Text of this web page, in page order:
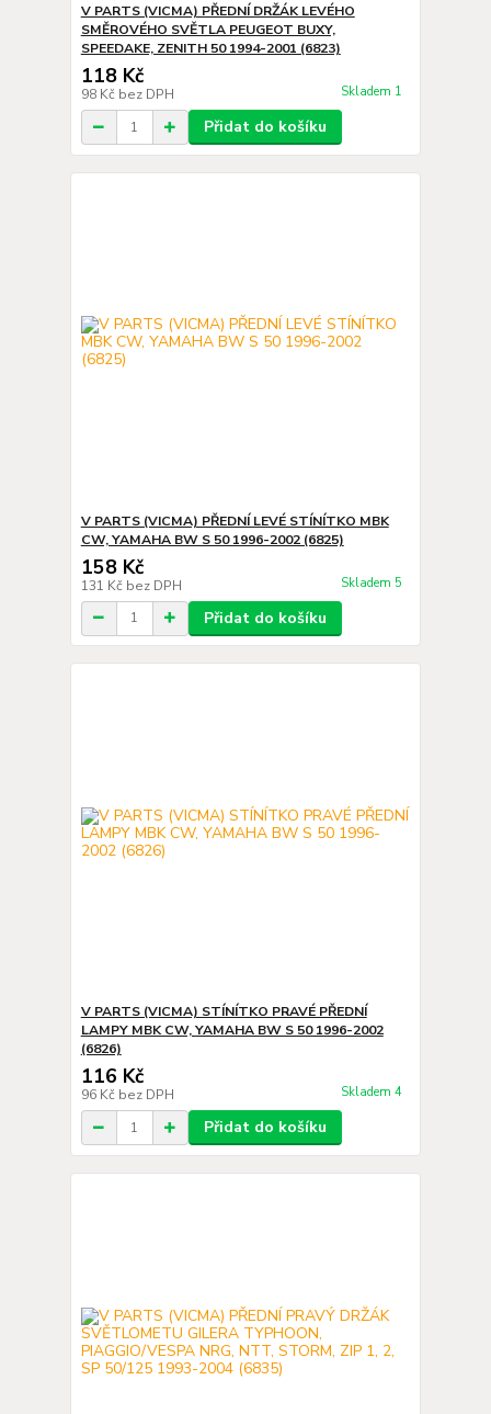
V PARTS (VICMA) PŘEDNÍ DRŽÁK LEVÉHO
SMĚROVÉHO SVĚTLA PEUGEOT BUXY,
SPEEDAKE, ZENITH 50 1994-2001 (6823)
118 Kč
98 Kč bez DPH Skladem 1
Přidat do košíku
V PARTS (VICMA) PŘEDNÍ LEVÉ STÍNÍTKO MBK
CW, YAMAHA BW S 50 1996-2002 (6825)
158 Kč
131 Kč bez DPH Skladem 5
Přidat do košíku
V PARTS (VICMA) STÍNÍTKO PRAVÉ PŘEDNÍ
LAMPY MBK CW, YAMAHA BW S 50 1996-2002
(6826)
116 Kč
96 Kč bez DPH Skladem 4
Přidat do košíku